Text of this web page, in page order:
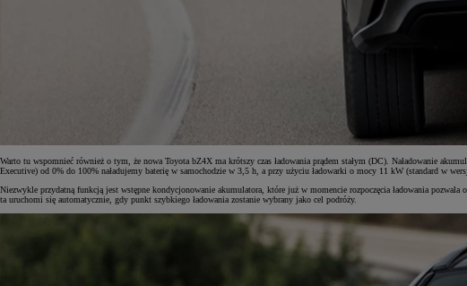
Warto tu wspomnieć również o tym, że nowa Toyota bZ4X ma krótszy czas ładowania prądem stałym (DC). Naładowanie
Executive) od 0% do 100% naładujemy baterię w samochodzie w 3,5 h, a przy użyciu ładowarki o mocy 11 kW (standard w
Niezwykle przydatną funkcją jest wstępne kondycjonowanie akumulatora, które już w momencie rozpoczęcia ładowania
ta uruchomi się automatycznie, gdy punkt szybkiego ładowania zostanie wybrany jako cel podróży.